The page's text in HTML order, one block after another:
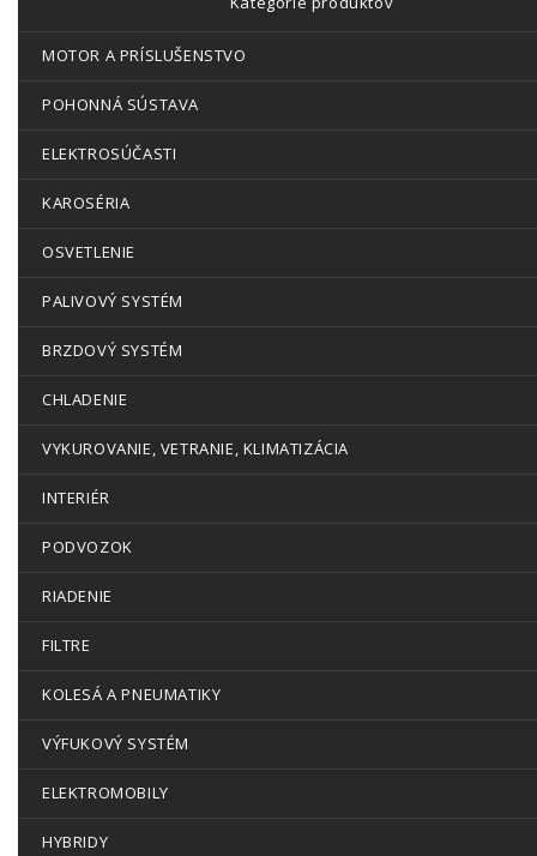
MOTOR A PRÍSLUŠENSTVO
POHONNÁ SÚSTAVA
ELEKTROSÚČASTI
KAROSÉRIA
OSVETLENIE
PALIVOVÝ SYSTÉM
BRZDOVÝ SYSTÉM
CHLADENIE
VYKUROVANIE, VETRANIE, KLIMATIZÁCIA
INTERIÉR
PODVOZOK
RIADENIE
FILTRE
KOLESÁ A PNEUMATIKY
VÝFUKOVÝ SYSTÉM
ELEKTROMOBILY
HYBRIDY